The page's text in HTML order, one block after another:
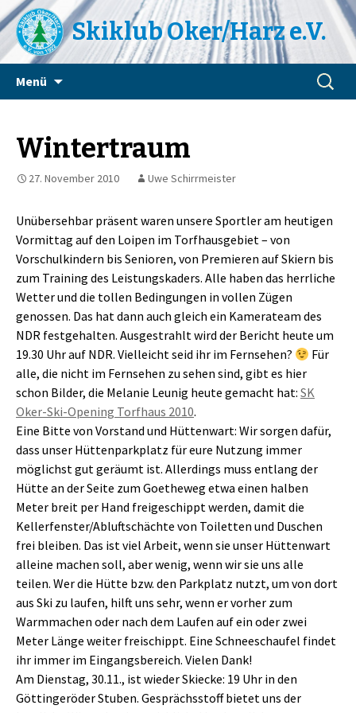
Skiklub Oker/Harz e.V.
Menü
Suchen
nach:
Wintertraum
27. November 2010 Uwe Schirrmeister
Unübersehbar präsent waren unsere Sportler am heutigen
Vormittag auf den Loipen im Torfhausgebiet – von
Vorschulkindern bis Senioren, von Premieren auf Skiern bis
zum Training des Leistungskaders. Alle haben das herrliche
Wetter und die tollen Bedingungen in vollen Zügen
genossen. Das hat dann auch gleich ein Kamerateam des
NDR festgehalten. Ausgestrahlt wird der Bericht heute um
19.30 Uhr auf NDR. Vielleicht seid ihr im Fernsehen?
Für
alle, die nicht im Fernsehen zu sehen sind, gibt es hier
schon Bilder, die Melanie Leunig heute gemacht hat: SK
Oker-Ski-Opening Torfhaus 2010.
Eine Bitte von Vorstand und Hüttenwart: Wir sorgen dafür,
dass unser Hüttenparkplatz für eure Nutzung immer
möglichst gut geräumt ist. Allerdings muss entlang der
Hütte an der Seite zum Goetheweg etwa einen halben
Meter breit per Hand freigeschippt werden, damit die
Kellerfenster/Abluftschächte von Toiletten und Duschen
frei bleiben. Das ist viel Arbeit, wenn sie unser Hüttenwart
alleine machen soll, aber wenig, wenn wir sie uns alle
teilen. Wer die Hütte bzw. den Parkplatz nutzt, um von dort
aus Ski zu laufen, hilft uns sehr, wenn er vorher zum
Warmmachen oder nach dem Laufen auf ein oder zwei
Meter Länge weiter freischippt. Eine Schneeschaufel findet
ihr immer im Eingangsbereich. Vielen Dank!
Am Dienstag, 30.11., ist wieder Skiecke: 19 Uhr in den
Göttingeröder Stuben. Gesprächsstoff bietet uns der